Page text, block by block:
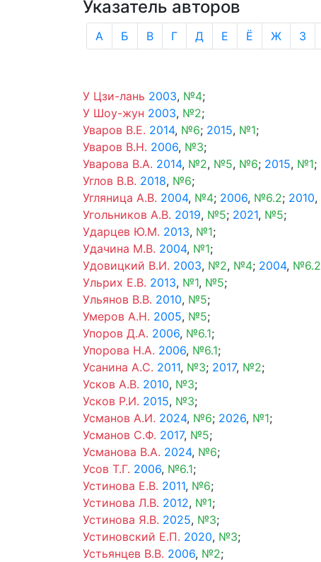
Указатель авторов
А Б В Г Д Е Ё Ж З
У Цзи-лань 2003, №4;
У Шоу-жун 2003, №2;
Уваров В.Е. 2014, №6; 2015, №1;
Уваров В.Н. 2006, №3;
Уварова В.А. 2014, №2, №5, №6; 2015, №1;
Углов В.В. 2018, №6;
Угляница А.В. 2004, №4; 2006, №6.2; 2010,
Угольников А.В. 2019, №5; 2021, №5;
Ударцев Ю.М. 2013, №1;
Удачина М.В. 2004, №1;
Удовицкий В.И. 2003, №2, №4; 2004, №6.2
Ульрих Е.В. 2013, №1, №5;
Ульянов В.В. 2010, №5;
Умеров А.Н. 2005, №5;
Упоров Д.А. 2006, №6.1;
Упорова Н.А. 2006, №6.1;
Усанина А.С. 2011, №3; 2017, №2;
Усков А.В. 2010, №3;
Усков Р.И. 2015, №3;
Усманов А.И. 2024, №6; 2026, №1;
Усманов С.Ф. 2017, №5;
Усманова В.А. 2024, №6;
Усов Т.Г. 2006, №6.1;
Устинова Е.В. 2011, №6;
Устинова Л.В. 2012, №1;
Устинова Я.В. 2025, №3;
Устиновский Е.П. 2020, №3;
Устьянцев В.В. 2006, №2;